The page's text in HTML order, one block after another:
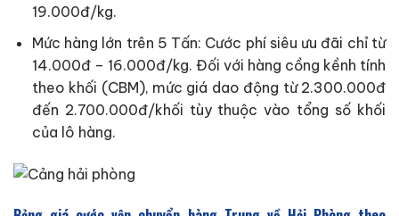
19.000đ/kg.
Mức hàng lớn trên 5 Tấn: Cước phí siêu ưu đãi chỉ từ
14.000đ – 16.000đ/kg. Đối với hàng cồng kềnh tính
theo khối (CBM), mức giá dao động từ 2.300.000đ
đến 2.700.000đ/khối tùy thuộc vào tổng số khối
của lô hàng.